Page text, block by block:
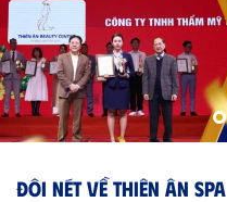
ĐÔI NÉT VỀ THIÊN ÂN SPA